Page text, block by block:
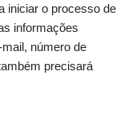
iniciar o processo de
informações
número de
precisará